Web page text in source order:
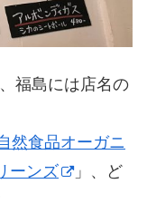
福島には店名の
然食品オーガニ
ーンズ
」、ど